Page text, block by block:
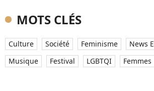
MOTS CLÉS
Culture Société Feminisme
News
Musique
Festival LGBTQI Femmes